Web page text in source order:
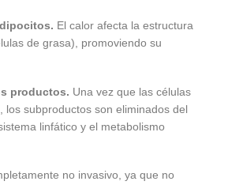
El calor afecta la estructura
de grasa), promoviendo su
productos. Una vez que las células
los subproductos son eliminados del
linfático y el metabolismo
no invasivo, ya que no